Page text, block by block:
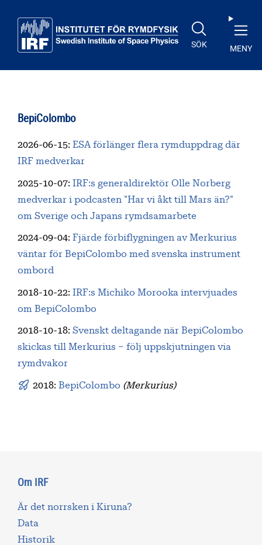
SÖK MENY
BepiColombo
2026-06-15: ESA förlänger flera rymduppdrag där
IRF medverkar
2025-10-07:
IRF:s generaldirektör Olle Norberg
medverkar i podcasten "Har vi åkt till Mars än?"
om Sverige och Japans rymdsamarbete
2024-09-04: Fjärde förbiflygningen av Merkurius
väntar för BepiColombo med svenska instrument
ombord
2018-10-22:
IRF:s Michiko Morooka intervjuades
om BepiColombo
2018-10-18: Svenskt deltagande när BepiColombo
skickas till Merkurius – följ uppskjutningen via
rymdvakor
2018: BepiColombo (Merkurius)
Om IRF
Är det norrsken i Kiruna?
Data
Historik